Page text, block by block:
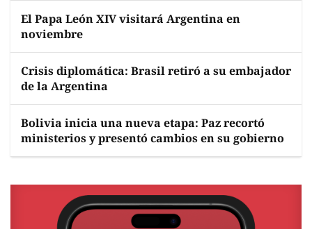
El Papa León XIV visitará Argentina en
noviembre
Crisis diplomática: Brasil retiró a su embajador
de la Argentina
Bolivia inicia una nueva etapa: Paz recortó
ministerios y presentó cambios en su gobierno